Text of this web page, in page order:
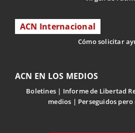
ACN Internacional
Cómo solicitar
ACN EN LOS MEDIOS
Boletines Informe de Libertad
medios
Perseguidos